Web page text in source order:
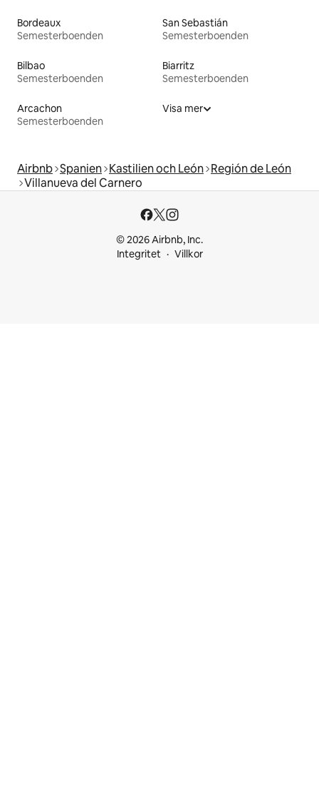
Bordeaux
Semesterboenden
San Sebastián
Semesterboenden
Bilbao
Semesterboenden
Biarritz
Semesterboenden
Arcachon
Semesterboenden
Visa mer
Airbnb Spanien Kastilien och León Región de León
Villanueva del Carnero
© 2026 Airbnb, Inc.
Integritet
Villkor